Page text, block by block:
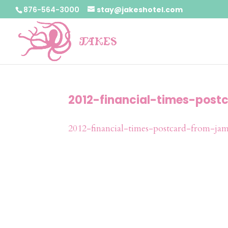
876-564-3000 stay@jakeshotel.com
2012-financial-times-
2012-financial-times-postcard-from-